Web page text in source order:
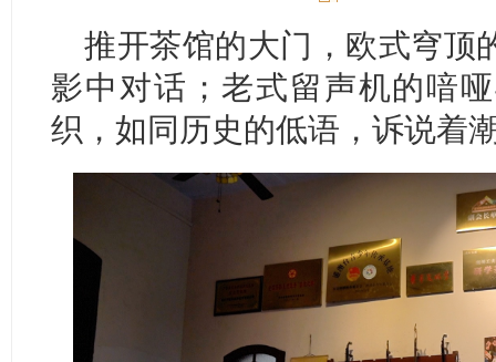
推开茶馆的大门，欧式穹顶
影中对话；老式留声机的喑
织，如同历史的低语，诉说着